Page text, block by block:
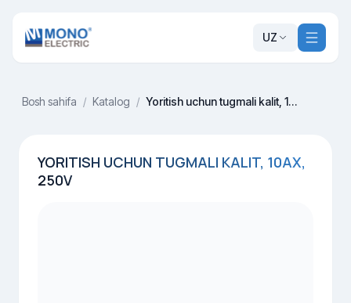
UZ
Bosh sahifa / Katalog / Yoritish uchun tugmali kalit, 10AX, 250V
YORITISH UCHUN TUGMALI KALIT, 10AX,
250V